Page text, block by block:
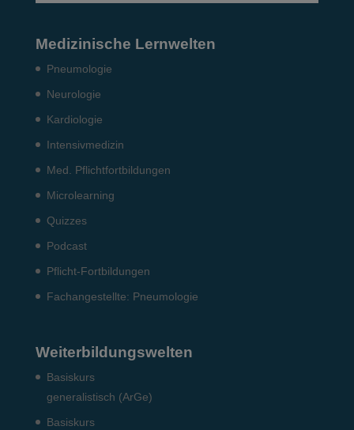
Medizinische Lernwelten
Pneumo­logie
Neurologie
Kardiologie
Intensiv­medizin
Med. Pflichtfort­bildun­gen
Microlearning
Quizzes
Podcast
Pflicht-Fort­bildun­gen
Fach­angestellte: Pneumo­logie
Weiterbildungswelten
Basiskurs
generalistisch (ArGe)
Basiskurs